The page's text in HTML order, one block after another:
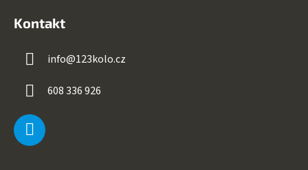
Kontakt
info@123kolo.cz
608 336 926